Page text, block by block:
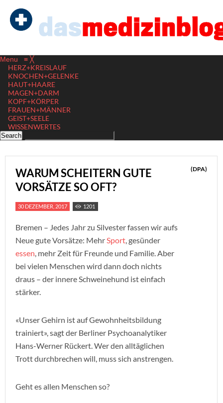
Menu ≡ ╳
HERZ+KREISLAUF
KNOCHEN+GELENKE
HAUT+HAARE
MAGEN+DARM
KOPF+KÖRPER
FRAUEN+MÄNNER
GEIST+SEELE
WISSENWERTES
WARUM SCHEITERN GUTE
VORSÄTZE SO OFT?
(DPA)
30 DEZEMBER, 2017 1201
Bremen – Jedes Jahr zu Silvester fassen wir aufs
Neue gute Vorsätze: MehrSport, gesünder
essen, mehr Zeit für Freunde und Familie. Aber
bei vielen Menschen wird dann doch nichts
draus – der innere Schweinehund ist einfach
stärker.
«Unser Gehirn ist auf Gewohnheitsbildung
trainiert», sagt der Berliner Psychoanalytiker
Hans-Werner Rückert. Wer den alltäglichen
Trott durchbrechen will, muss sich anstrengen.
Geht es allen Menschen so?